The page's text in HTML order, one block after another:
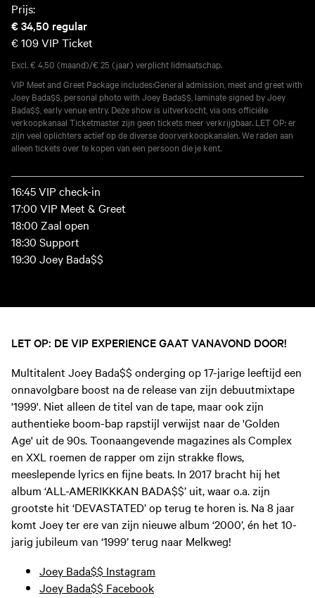
Prijs:
€ 34,50 regular
€ 109VIP Ticket
Excl. € 4,50 (maand)/€ 25 (jaar) verplicht lidmaatschap.
VIP Meet and Greet Package includes:General admission, meet and greet with
Joey Bada$$, personal photo with Joey Bada$$, laminate signed by Joey
Bada$$, early venue entry. Deze show is uitverkocht, via ons officiële
verkoopkanaal Ticketmaster zijn geen tickets meer verkrijgbaar. LET OP: er
zijn veel oplichters actief op de diverse doorverkoopkanalen. We raden aan
alleen tickets over te kopen van een persoon die je kent.
16:45 VIP check-in
17:00 VIP Meet & Greet
18:00 Zaal open
18:30 Support
19:30 Joey Bada$$
LET OP: DE VIP EXPERIENCE GAAT VANAVOND DOOR!
Multitalent Joey Bada$$ onderging op 17-jarige leeftijd een
onnavolgbare boost na de release van zijn debuutmixtape
'1999'. Niet alleen de titel van de tape, maar ook zijn
authentieke boom-bap rapstijl verwijst naar de 'Golden
Age' uit de 90s. Toonaangevende magazines als Complex
en XXL roemen de rapper om zijn strakke flows,
meeslepende lyrics en fijne beats. In 2017 bracht hij het
album ‘ALL-AMERIKKKAN BADA$$’ uit, waar o.a. zijn
grootste hit ‘DEVASTATED’ op terug te horen is. Na 8 jaar
komt Joey ter ere van zijn nieuwe album ‘2000’, én het 10-
jarig jubileum van ‘1999’ terug naar Melkweg!
Joey Bada$$ Instagram
Joey Bada$$ Facebook